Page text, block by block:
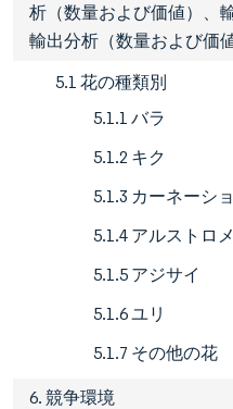
析（数量および価値）、
輸出分析（数量および価
5.1 花の種類別
5.1.1 バラ
5.1.2 キク
5.1.3 カーネーシ
5.1.4 アルストロ
5.1.5 アジサイ
5.1.6 ユリ
5.1.7 その他の花
6. 競争環境